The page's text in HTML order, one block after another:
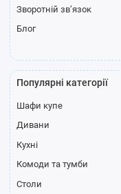
Профіль
Стандарт
Зворотній зв’язок
Блог
Популярні категорії
Шафи купе
Дивани
Кухні
Комоди та тумби
Столи